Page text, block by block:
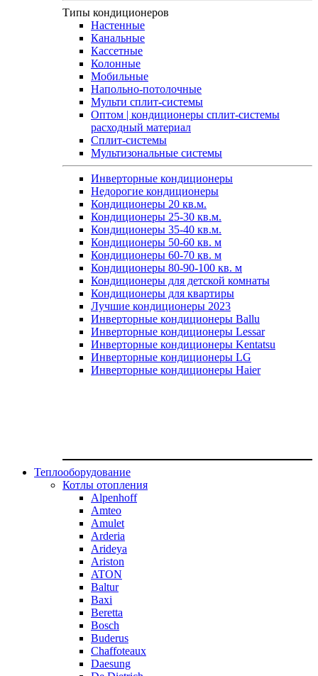
Типы кондиционеров
Настенные
Канальные
Кассетные
Колонные
Мобильные
Напольно-потолочные
Мульти сплит-системы
Оптом | кондиционеры сплит-системы
расходный материал
Сплит-системы
Мультизональные системы
Инверторные кондиционеры
Недорогие кондиционеры
Кондиционеры 20 кв.м.
Кондиционеры 25-30 кв.м.
Кондиционеры 35-40 кв.м.
Кондиционеры 50-60 кв. м
Кондиционеры 60-70 кв. м
Кондиционеры 80-90-100 кв. м
Кондиционеры для детской комнаты
Кондиционеры для квартиры
Лучшие кондиционеры 2023
Инверторные кондиционеры Ballu
Инверторные кондиционеры Lessar
Инверторные кондиционеры Kentatsu
Инверторные кондиционеры LG
Инверторные кондиционеры Haier
Теплооборудование
Котлы отопления
Alpenhoff
Amteo
Amulet
Arderia
Arideya
Ariston
ATON
Baltur
Baxi
Beretta
Bosch
Buderus
Chaffoteaux
Daesung